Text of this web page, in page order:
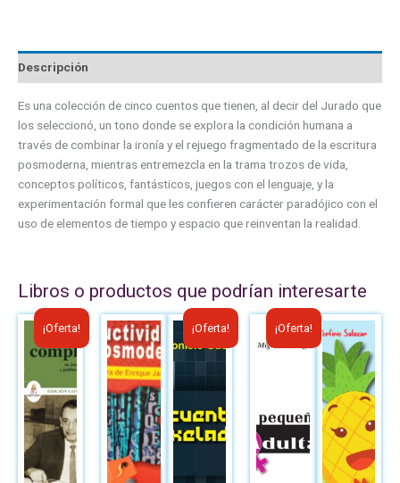
Descripción
Es una colección de cinco cuentos que tienen, al decir del Jurado que
los seleccionó, un tono donde se explora la condición humana a
través de combinar la ironía y el rejuego fragmentado de la escritura
posmoderna, mientras entremezcla en la trama trozos de vida,
conceptos políticos, fantásticos, juegos con el lenguaje, y la
experimentación formal que les confieren carácter paradójico con el
uso de elementos de tiempo y espacio que reinventan la realidad.
Libros o productos que podrían interesarte
¡Oferta!
El
precio
original
era:
B/.10.00.
El
precio
actual
es:
B/.6.00.
¡Oferta!
El
precio
era:
B/.8.00.
El
precio
es:
B/.6.00.
¡Oferta!
precio
B/.12.50.
El
precio
actual
B/.6.00.